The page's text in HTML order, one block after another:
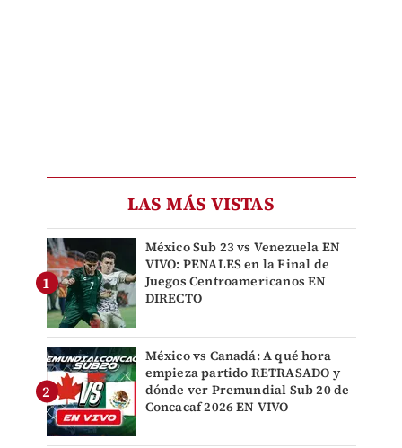
LAS MÁS VISTAS
México Sub 23 vs Venezuela EN
VIVO: PENALES en la Final de
Juegos Centroamericanos EN
DIRECTO
México vs Canadá: A qué hora
empieza partido RETRASADO y
dónde ver Premundial Sub 20 de
Concacaf 2026 EN VIVO